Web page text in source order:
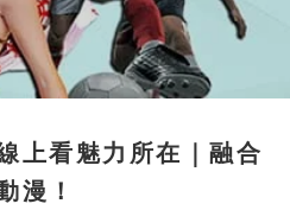
上看魅力所在｜融合
漫！